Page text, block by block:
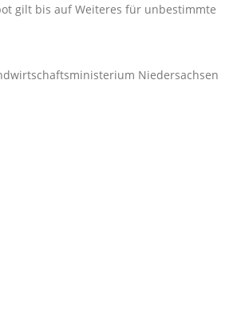
gilt bis auf Weiteres für unbestimmte
Niedersachsen